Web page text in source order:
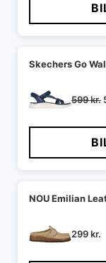
Skechers Go
599kr.
NOU Emilian
299kr.